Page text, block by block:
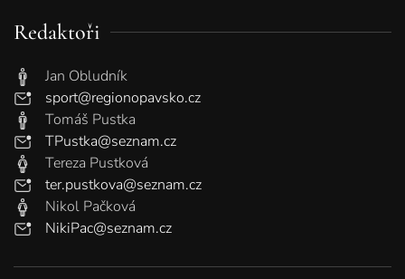
Redaktoři
Jan Obludník
sport@regionopavsko.cz
Tomáš Pustka
TPustka@seznam.cz
Tereza Pustková
ter.pustkova@seznam.cz
Nikol Pačková
NikiPac@seznam.cz